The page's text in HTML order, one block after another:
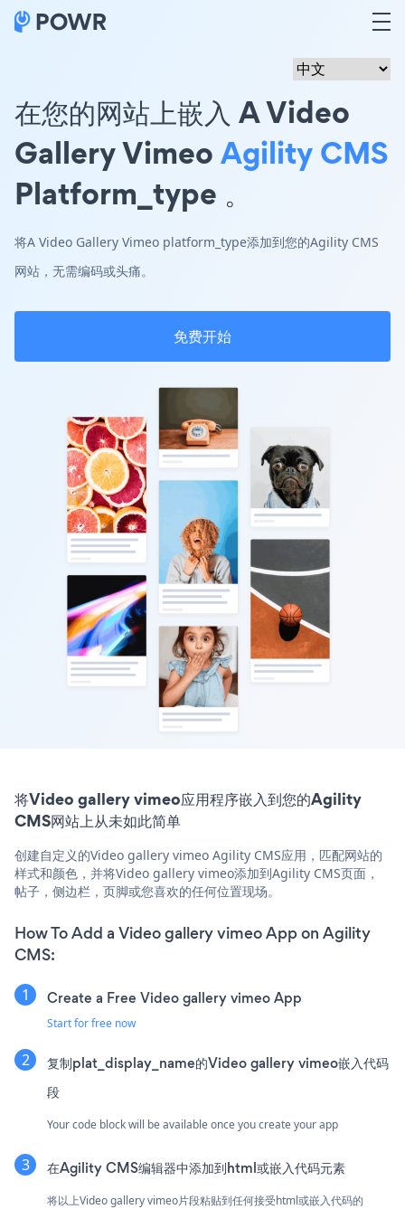
在您的网站上嵌入 A Video
Gallery VimeoAgility CMS
Platform_type 。
将A Video Gallery Vimeo platform_type添加到您的Agility CMS
网站，无需编码或头痛。
免费开始
将Video gallery vimeo应用程序嵌入到您的Agility
CMS网站上从未如此简单
创建自定义的Video gallery vimeo Agility CMS应用，匹配网站的
样式和颜色，并将Video gallery vimeo添加到Agility CMS页面，
帖子，侧边栏，页脚或您喜欢的任何位置现场。
How To Add a Video gallery vimeo App on Agility
CMS:
Create a Free Video gallery vimeo App
Start for free now
复制plat_display_name的Video gallery vimeo嵌入代码
段
Your code block will be available once you create your app
在Agility CMS编辑器中添加到html或嵌入代码元素
将以上Video gallery vimeo片段粘贴到任何接受html或嵌入代码的